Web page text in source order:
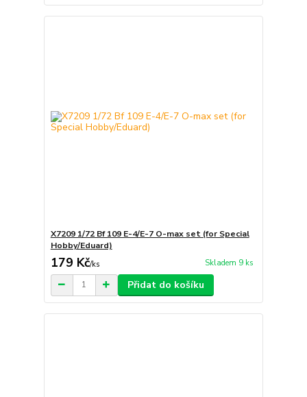
X7209 1/72 Bf 109 E-4/E-7 O-max set (for Special
Hobby/Eduard)
179 Kč/ks Skladem 9 ks
Přidat do košíku